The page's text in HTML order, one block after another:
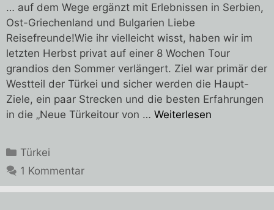
… auf dem Wege ergänzt mit Erlebnissen in Serbien,
Ost-Griechenland und Bulgarien Liebe
Reisefreunde!Wie ihr vielleicht wisst, haben wir im
letzten Herbst privat auf einer 8 Wochen Tour
grandios den Sommer verlängert. Ziel war primär der
Westteil der Türkei und sicher werden die Haupt-
Ziele, ein paar Strecken und die besten Erfahrungen
in die „Neue Türkeitour von … Weiterlesen
Kategorien
Türkei
1 Kommentar